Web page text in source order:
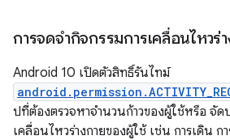
การจดจำกิจกรรมการเคลื่อนไหวร่
Android 10 เปิดตัวสิทธิ์รันไทม์
ปที่ต้องตรวจหาจำนวนก้าวของผู้ใช้หรือ จัด
เคลื่อนไหวร่างกายของผู้ใช้ เช่น การเดิน